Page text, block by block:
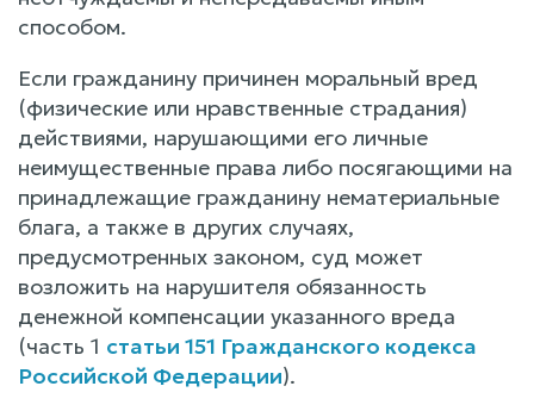
способом.
Если гражданину причинен моральный вред
(физические или нравственные страдания)
действиями, нарушающими его личные
неимущественные права либо посягающими на
принадлежащие гражданину нематериальные
блага, а также в других случаях,
предусмотренных законом, суд может
возложить на нарушителя обязанность
денежной компенсации указанного вреда
(часть 1 статьи 151 Гражданского кодекса
Российской Федерации).